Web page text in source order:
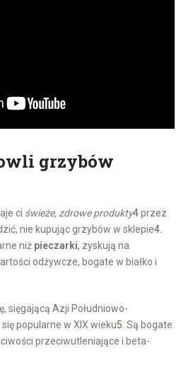
grzybów
ci świeże, zdrowe produkty4przez
nie kupując grzybów w sklepie4.
niż pieczarki, zyskują na
odżywcze, bogate w białko i
sięgającą Azji Południowo-
się popularne w XIX wieku5. Są bogate
przeciwutleniające i beta-